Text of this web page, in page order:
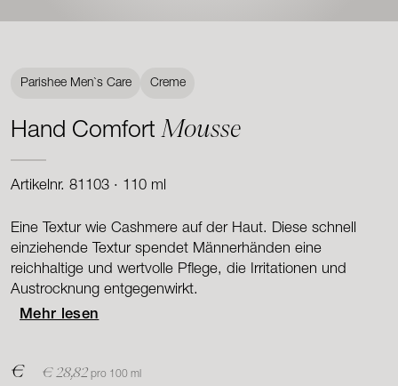
Parishee Men`s Care Creme
Hand ComfortMousse
Artikelnr. 81103 · 110 ml
Eine Textur wie Cashmere auf der Haut. Diese schnell
einziehende Textur spendet Männerhänden eine
reichhaltige und wertvolle Pflege, die Irritationen und
Austrocknung entgegenwirkt.
Mehr lesen
€ € 28,82 pro 100 ml